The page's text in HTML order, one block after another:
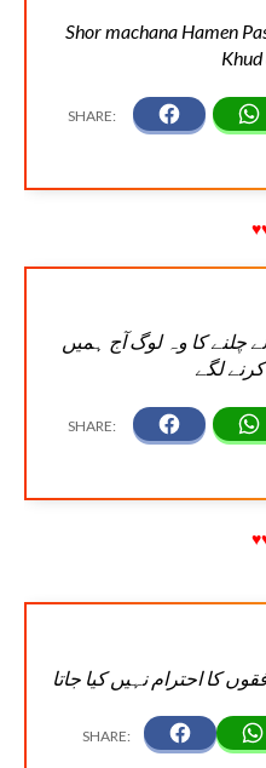
Shor machana Hamen
Khud
چلنے کا وہ لوگ آج ہمیں
کرنے لگے
کا احترام نہیں کیا جاتا